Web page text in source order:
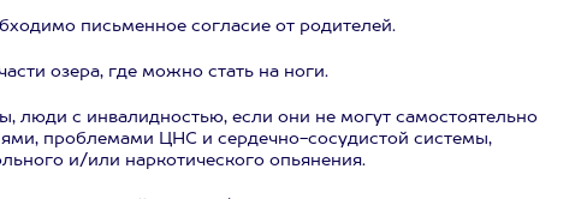
письменное согласие от родителей.
озера, где можно стать на ноги.
с инвалидностью, если они не могут самостоятельно
проблемами ЦНС и сердечно-сосудистой системы,
и/или наркотического опьянения.